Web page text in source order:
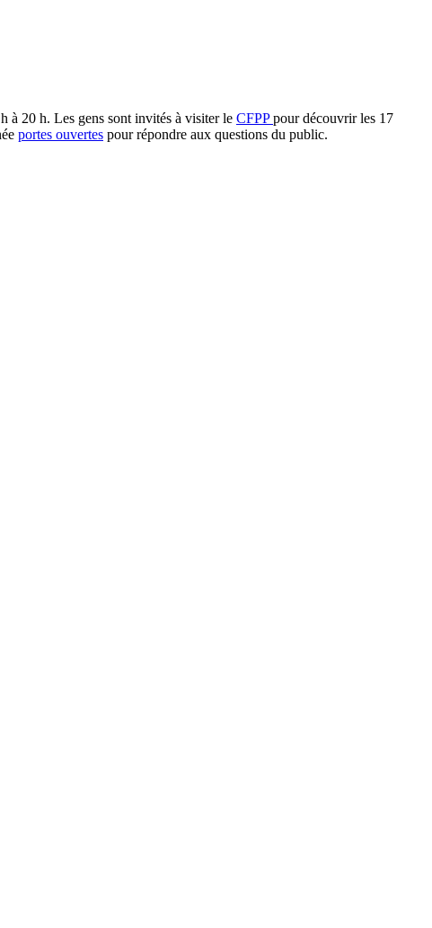
à 20 h. Les gens sont invités à visiter le CFPPpour découvrir les 17
portes ouvertes pour répondre aux questions du public.